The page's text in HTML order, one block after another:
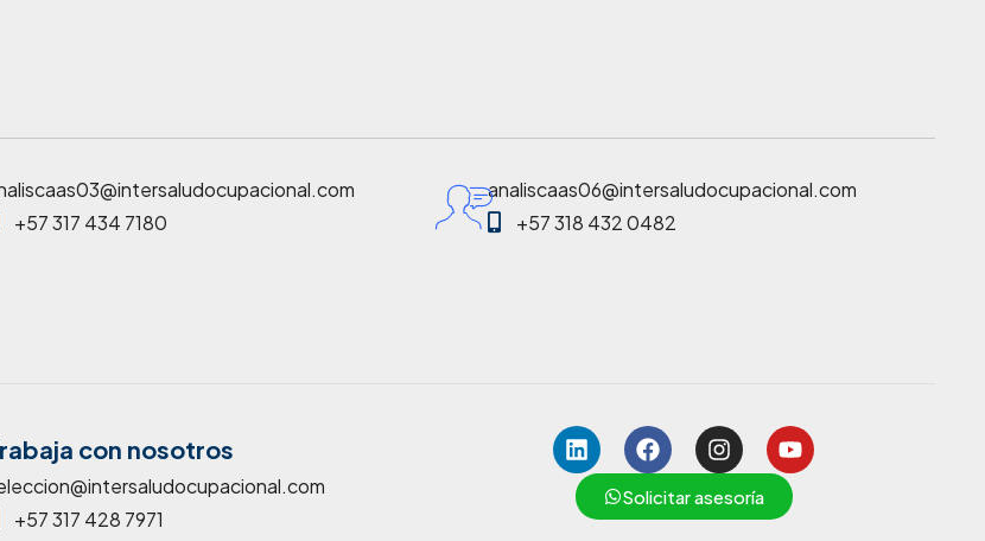
+57 317 434 7180
analiscaas06@intersaludocupacional.com
+57 318 432 0482
con nosotros
+57 317 428 7971
Solicitar asesoría